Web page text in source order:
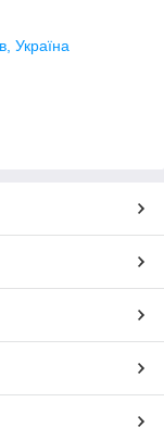
Україна